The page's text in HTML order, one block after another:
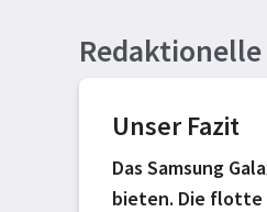
Unser Fazit
Das Samsung
bieten. Die flotte